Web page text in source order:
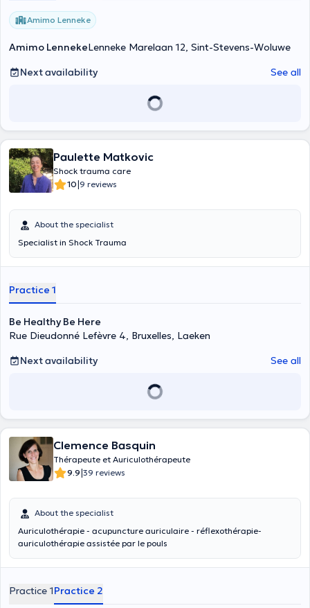
Amimo Lenneke
Amimo LennekeLenneke Marelaan 12, Sint-Stevens-Woluwe
Next availability
See all
Paulette Matkovic
Shock trauma care
10|9 reviews
About the specialist
Specialist in Shock Trauma
Practice 1
Be Healthy Be Here
Rue Dieudonné Lefèvre 4, Bruxelles, Laeken
Next availability
See all
Clemence Basquin
Thérapeute et Auriculothérapeute
9.9|39 reviews
About the specialist
Auriculothérapie - acupuncture auriculaire - réflexothérapie-
auriculothérapie assistée par le pouls
Practice 1Practice 2